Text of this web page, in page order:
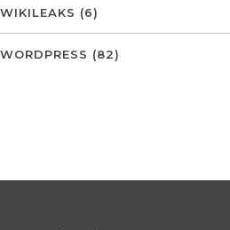
WIKILEAKS (6)
WORDPRESS (82)